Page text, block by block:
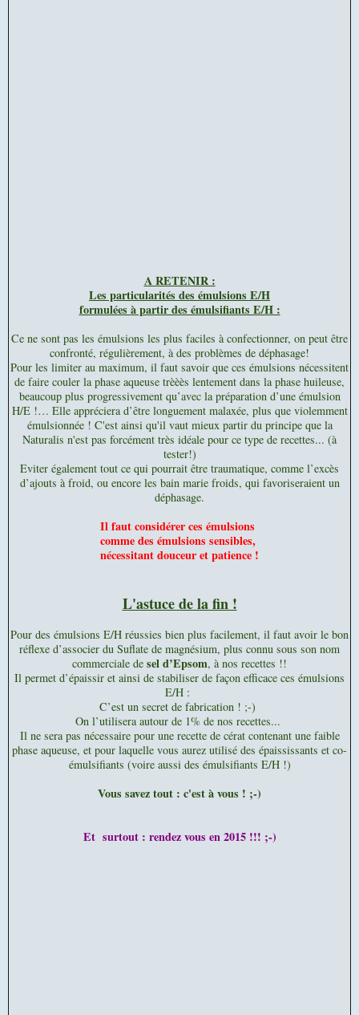
A RETENIR :
Les particularités des émulsions E/H
formulées à partir des émulsifiants E/H :
Ce ne sont pas les émulsions les plus faciles à confectionner, on peut être
confronté, régulièrement, à des problèmes de déphasage!
Pour les limiter au maximum, il faut savoir que ces émulsions nécessitent
de faire couler la phase aqueuse trèèès lentement dans la phase huileuse,
beaucoup plus progressivement qu’avec la préparation d’une émulsion
H/E !… Elle appréciera d’être longuement malaxée, plus que violemment
émulsionnée ! C'est ainsi qu'il vaut mieux partir du principe que la
Naturalis n'est pas forcément très idéale pour ce type de recettes... (à
tester!)
Eviter également tout ce qui pourrait être traumatique, comme l’excès
d’ajouts à froid, ou encore les bain marie froids, qui favoriseraient un
déphasage.
Il faut considérer ces émulsions
comme des émulsions sensibles,
nécessitant douceur et patience !
L'astuce de la fin !
Pour des émulsions E/H réussies bien plus facilement, il faut avoir le bon
réflexe d’associer du Suflate de magnésium, plus connu sous son nom
commerciale de sel d’Epsom, à nos recettes !!
Il permet d’épaissir et ainsi de stabiliser de façon efficace ces émulsions
E/H :
C’est un secret de fabrication ! ;-)
On l’utilisera autour de 1% de nos recettes...
Il ne sera pas nécessaire pour une recette de cérat contenant une faible
phase aqueuse, et pour laquelle vous aurez utilisé des épaississants et co-
émulsifiants (voire aussi des émulsifiants E/H !)
Vous savez tout : c'est à vous ! ;-)
Et surtout : rendez vous en 2015 !!! ;-)